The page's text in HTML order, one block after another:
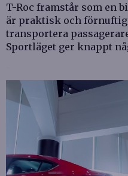
T-Roc framstår som en
är praktisk och
transportera
Sportläget ger knappt